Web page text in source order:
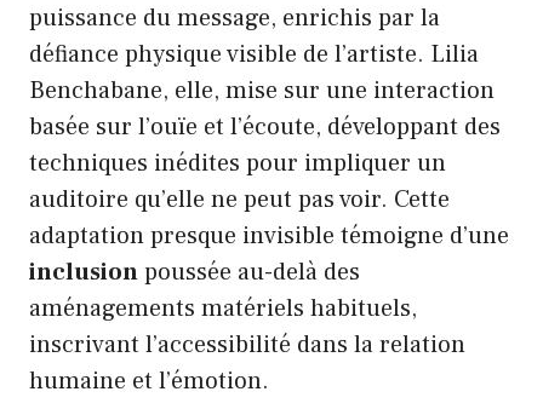
puissance du message, enrichis par la
défiance physique visible de l’artiste. Lilia
Benchabane, elle, mise sur une interaction
basée sur l’ouïe et l’écoute, développant des
techniques inédites pour impliquer un
auditoire qu’elle ne peut pas voir. Cette
adaptation presque invisible témoigne d’une
inclusionpoussée au-delà des
aménagements matériels habituels,
inscrivant l’accessibilité dans la relation
humaine et l’émotion.